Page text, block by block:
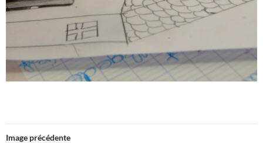
Image précédente